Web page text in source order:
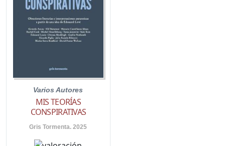
Varios Autores
MIS TEORÍAS
CONSPIRATIVAS
Gris Tormenta. 2025